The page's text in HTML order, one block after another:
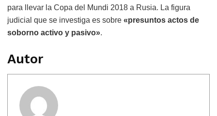
para llevar la Copa del Mundi 2018 a Rusia. La figura
judicial que se investiga es sobre «presuntos actos de
soborno activo y pasivo».
Autor